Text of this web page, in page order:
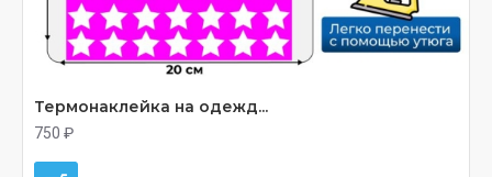
Термонаклейка на одежд...
750 ₽